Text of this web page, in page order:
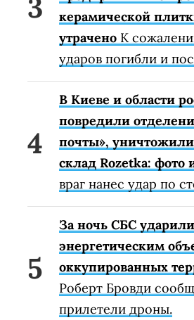
керамической
утрачено К
ударов погибли и
В Киеве и области
повредили
почты»,
склад Rozetka: фото
враг нанес удар по
За ночь СБС
энергетическим
оккупированных
Роберт Бровди
прилетели дроны.